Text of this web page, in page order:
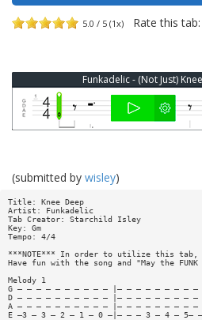
5.0 / 5 (1x) Rate this tab:
Funkadelic - (Not Just)
(submitted by wisley)
Title: Knee Deep
Artist: Funkadelic
Tab Creator: Starchild Isley
Key: Gm
Tempo: 4/4
***NOTE*** In order to utilize this tab,
Have fun with the song and "May the FUNK
Melody 1
G — — — — — — — — — — |— — — — — — — —
D — — — — — — — — — — |— — — — — — — —
A — — — — — — — — — — |— — — — — — — — —
E —3 — 3 — 2 — 1 — 0 —|— — — 3 — 4 — 5—